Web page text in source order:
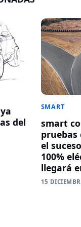
del
SMART
smart
pruebas
el
100%
llegará
15